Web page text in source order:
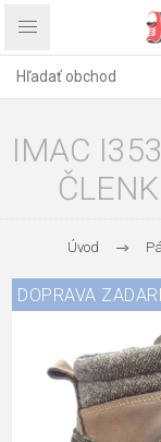
IMAC
Úvod
DOPRAVA